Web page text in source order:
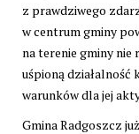
z prawdziwego
w centrum gminy
na terenie gminy nie
uśpioną
warunków dla jej
Gmina Radgoszcz